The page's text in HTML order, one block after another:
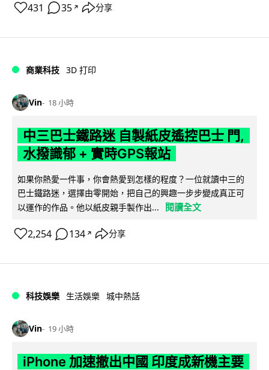
431 35 ↗ 分享
商業科技 3D 打印
Vin 18 小時
中三巴士鐵路迷 自製紙皮遙控巴士 門,
水撥識郁 + 實時GPS報站
如果你熱愛一件事，你會熱愛到怎樣的程度？一位就讀中三的
巴士鐵路迷，選擇由零開始，把自己的興趣一步步變成真正可
以運作的作品。他以紙皮親手製作出...
閱讀全文
2,254 134 ↗ 分享
科技娛樂 生活娛樂 城中熱話
Vin 19 小時
iPhone 加速撤出中國 印度成新機主要